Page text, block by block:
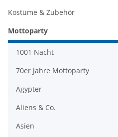
Kostüme & Zubehör
Mottoparty
1001 Nacht
70er Jahre Mottoparty
Ägypter
Aliens & Co.
Asien